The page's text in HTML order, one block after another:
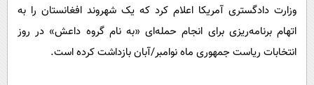
سرگرمی
فناوری
گوناگون
پیامک
روانشناسی
آشپزی
وزارت دادگستری آمریکا اعلام کرد که یک شهروند افغانستان را به
اتهام برنامه‌ریزی برای انجام حمله‌‌ای «به نام گروه داعش» در روز
انتخابات ریاست جمهوری ماه نوامبر/آبان بازداشت کرده است.